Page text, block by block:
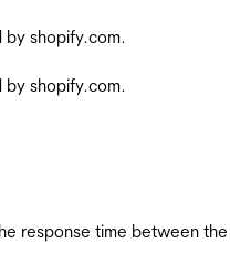
by shopify.com.
by shopify.com.
response time between